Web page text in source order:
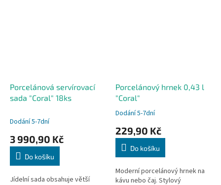
Porcelánová servírovací
sada "Coral" 18ks
Dodání 5-7dní
3 990,90 Kč
Do košíku
Jídelní sada obsahuje větší
Porcelánový hrnek 0,43 l
"Coral"
Průměrné
produktu
5,0
5
hvězdiček.
Dodání 5-7dní
229,90 Kč
Do košíku
Moderní porcelánový hrnek na
kávu nebo čaj. Stylový